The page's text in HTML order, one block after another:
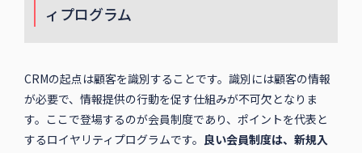
ィプログラム
CRMの起点は顧客を識別することです。識別には顧客の情報
が必要で、情報提供の行動を促す仕組みが不可欠となりま
す。ここで登場するのが会員制度であり、ポイントを代表と
するロイヤリティプログラムです。 良い会員制度は、新規入